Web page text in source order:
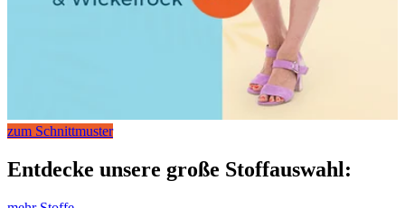
zum Schnittmuster
Entdecke unsere große Stoffauswahl: